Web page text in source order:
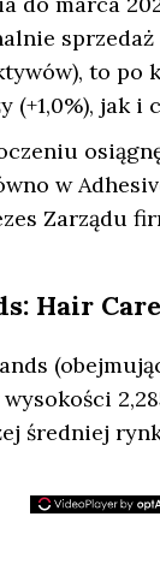
to po
jak i
w
Zarządu
Hair
średniej